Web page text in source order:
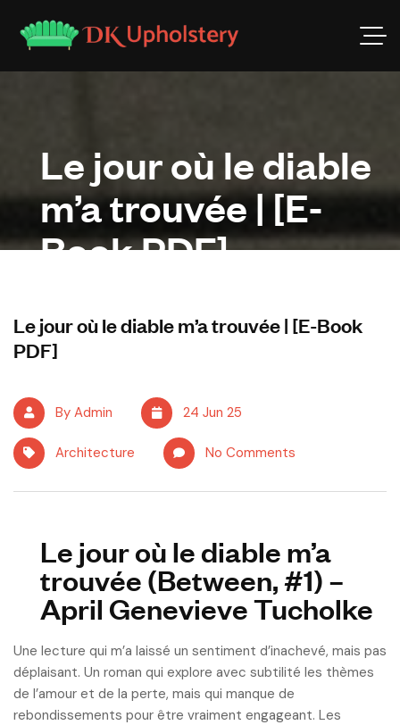
Le jour où le diable
m’a trouvée | [E-
Book PDF]
Le jour où le diable m’a trouvée | [E-Book
PDF]
By Admin 24 Jun 25
Architecture No Comments
Le jour où le diable m’a
trouvée (Between, #1) –
April Genevieve Tucholke
Une lecture qui m’a laissé un sentiment d’inachevé, mais pas
déplaisant. Un roman qui explore avec subtilité les thèmes
de l’amour et de la perte, mais qui manque de
rebondissements pour être vraiment engageant. Les